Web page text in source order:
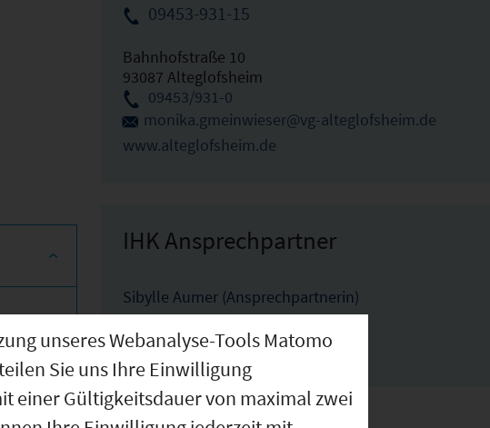
09453-931-15
Bahnhofstraße 10
93087 Alteglofsheim
09453/931-0
monika.gmeinwieser@vg-alteglofsheim.de
www.alteglofsheim.de
IHK Ansprechpartner
Sibylle Aumer (Ansprechpartnerin)
0941-5694-244
unseres Webanalyse-Tools Matomo
Sie uns Ihre Einwilligung
einer Gültigkeitsdauer von maximal zwei